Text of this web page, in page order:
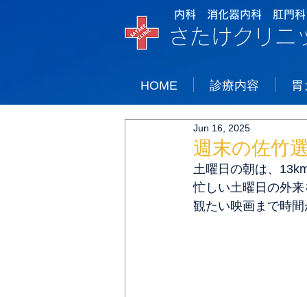
内科 消化器内科 肛門
さたけクリニ
HOME 診療内容 胃
週末の佐竹
Jun 16, 2025
土曜日の朝は、
忙しい土曜日の外来
観たい映画まで時